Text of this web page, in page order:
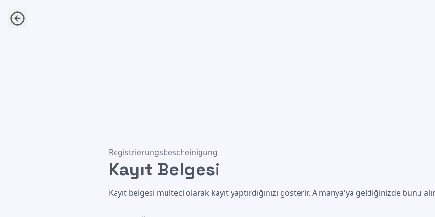
Kayıt Belgesi
Registrierungsbescheinigung
Kayıt Belgesi
Kayıt belgesi mülteci olarak kayıt yaptırdığınızı gösterir. Almanya'ya geldiğinizde bunu